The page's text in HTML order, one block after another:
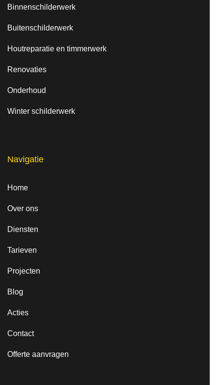
Binnenschilderwerk
Buitenschilderwerk
Houtreparatie en timmerwerk
Renovaties
Onderhoud
Winter schilderwerk
Navigatie
Home
Over ons
Diensten
Tarieven
Projecten
Blog
Acties
Contact
Offerte aanvragen